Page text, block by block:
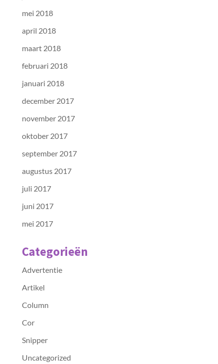
mei 2018
april 2018
maart 2018
februari 2018
januari 2018
december 2017
november 2017
oktober 2017
september 2017
augustus 2017
juli 2017
juni 2017
mei 2017
Categorieën
Advertentie
Artikel
Column
Cor
Snipper
Uncategorized